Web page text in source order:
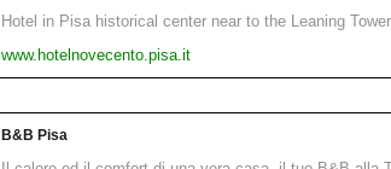
Hotel in Pisa historical center near to the Leaning
www.hotelnovecento.pisa.it
B&B Pisa